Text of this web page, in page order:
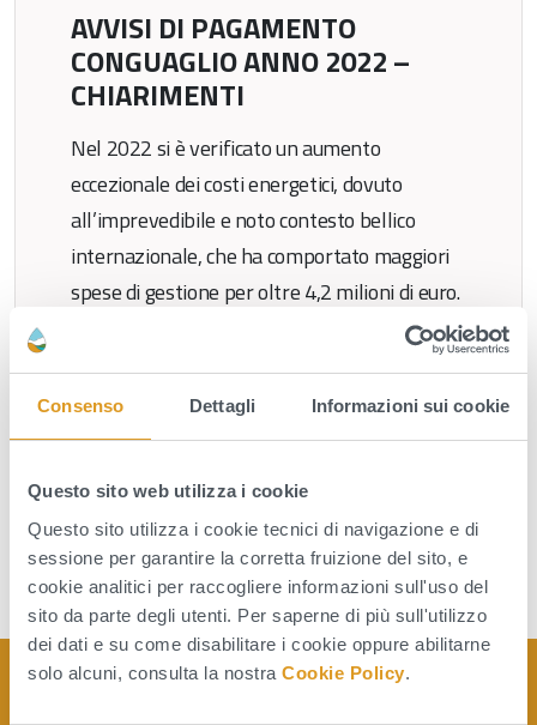
Consenso Dettagli Informazioni sui cookie
Questo sito web utilizza i cookie
Questo sito utilizza i cookie tecnici di navigazione e di
sessione per garantire la corretta fruizione del sito, e
cookie analitici per raccogliere informazioni sull'uso del
sito da parte degli utenti. Per saperne di più sull'utilizzo
dei dati e su come disabilitare i cookie oppure abilitarne
solo alcuni, consulta la nostra Cookie Policy.
AVVISI DI PAGAMENTO
CONGUAGLIO ANNO 2022 –
CHIARIMENTI
Nel 2022 si è verificato un aumento
eccezionale dei costi energetici, dovuto
all’imprevedibile e noto contesto bellico
internazionale, che ha comportato maggiori
spese di gestione per oltre 4,2 milioni di euro.
Al fine di definire adeguata copertura in
30/12/2022, si è provveduto a ripartire il
maggiore costo rilevato […]
Leggi tutto